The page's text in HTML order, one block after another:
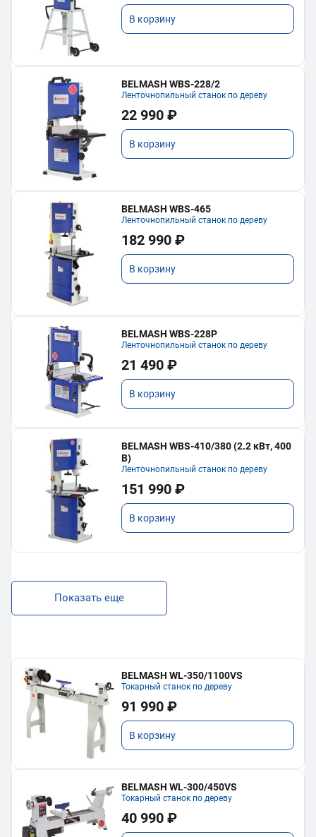
В корзину
BELMASH WBS-228/2
Ленточнопильный станок по дереву
22 990 ₽
В корзину
BELMASH WBS-465
Ленточнопильный станок по дереву
182 990 ₽
В корзину
BELMASH WBS-228P
Ленточнопильный станок по дереву
21 490 ₽
В корзину
BELMASH WBS-410/380 (2.2 кВт, 400
В)
Ленточнопильный станок по дереву
151 990 ₽
В корзину
Показать еще
BELMASH WL-350/1100VS
Токарный станок по дереву
91 990 ₽
В корзину
BELMASH WL-300/450VS
Токарный станок по дереву
40 990 ₽